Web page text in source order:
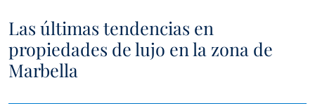
Las últimas tendencias en
propiedades de lujo en la zona de
Marbella